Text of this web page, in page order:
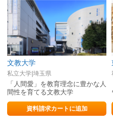
文教大学
私立大学|埼玉県
「人間愛」を教育理念に豊かな人
間性を育てる文教大学
資料請求カートに追加